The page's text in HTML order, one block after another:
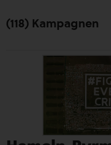
(118) Kampagnen